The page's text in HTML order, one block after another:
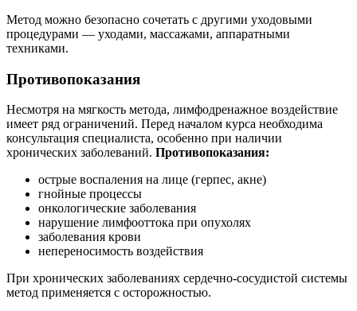
Метод можно безопасно сочетать с другими уходовыми
процедурами — уходами, массажами, аппаратными
техниками.
Противопоказания
Несмотря на мягкость метода, лимфодренажное воздействие
имеет ряд ограничений. Перед началом курса необходима
консультация специалиста, особенно при наличии
хронических заболеваний. Противопоказания:
острые воспаления на лице (герпес, акне)
гнойные процессы
онкологические заболевания
нарушение лимфооттока при опухолях
заболевания крови
непереносимость воздействия
При хронических заболеваниях сердечно-сосудистой системы
метод применяется с осторожностью.